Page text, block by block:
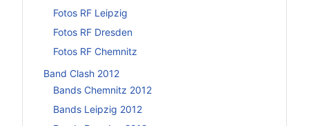
Fotos RF Leipzig
Fotos RF Dresden
Fotos RF Chemnitz
Band Clash 2012
Bands Chemnitz 2012
Bands Leipzig 2012